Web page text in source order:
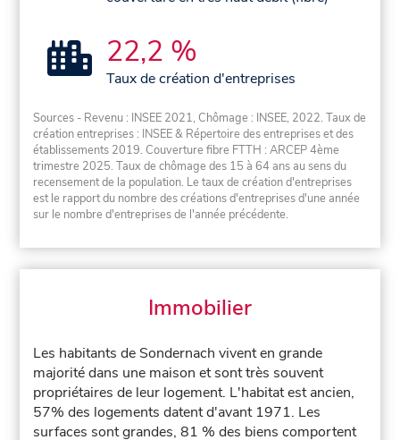
22,2 %
Taux de création d'entreprises
Sources - Revenu : INSEE 2021, Chômage : INSEE, 2022. Taux de
création entreprises : INSEE & Répertoire des entreprises et des
établissements 2019. Couverture fibre FTTH : ARCEP 4ème
trimestre 2025. Taux de chômage des 15 à 64 ans au sens du
recensement de la population. Le taux de création d'entreprises
est le rapport du nombre des créations d'entreprises d'une année
sur le nombre d'entreprises de l'année précédente.
Immobilier
Les habitants de Sondernach vivent en grande
majorité dans une maison et sont très souvent
propriétaires de leur logement. L'habitat est ancien,
57% des logements datent d'avant 1971. Les
surfaces sont grandes, 81 % des biens comportent